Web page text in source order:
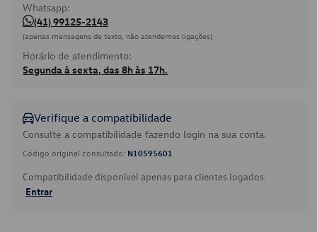
Whatsapp:
(41) 99125-2143
(apenas mensagens de texto, não atendemos ligações)
Horário de atendimento:
Segunda à sexta, das 8h às 17h.
Verifique a compatibilidade
Consulte a compatibilidade fazendo login na sua conta.
Código original consultado: N10595601
Compatibilidade disponível apenas para clientes logados.
Entrar